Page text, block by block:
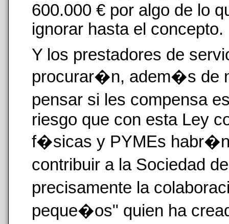
600.000 € por algo de lo
ignorar hasta el concepto.
Y los prestadores de
procurar�n, adem�s de
pensar si les compensa
riesgo que con esta Ley
f�sicas y PYMEs
contribuir a la Sociedad
precisamente la
peque�os" quien ha